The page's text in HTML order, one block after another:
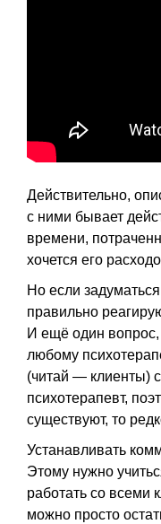
Действительно,
с ними бывает
времени,
хочется его
Но если
правильно
И ещё один
любому
(читай — клиенты)
психотерапевт,
существуют, то
Устанавливать
Этому нужно
работать со всеми
можно просто